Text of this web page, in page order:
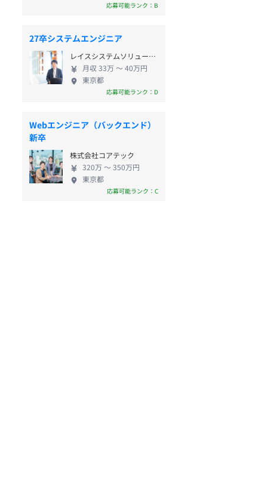
応募可能ランク：B
27卒システムエンジニア
レイスシステムソリューションズ株式会社（レイスグループ）
月収 33万 〜 40万円
東京都
応募可能ランク：D
Webエンジニア（バックエンド）
新卒
株式会社コアテック
320万 〜 350万円
東京都
応募可能ランク：C